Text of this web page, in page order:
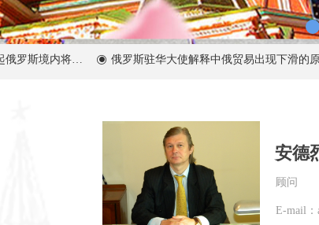
“外语禁令”：2026年3月1日起俄罗斯境内将全面限制在商业中使用外语 ꀉ 俄罗斯驻华大使解释中俄贸易出现下滑的原因
安德
顾问
E-mail：